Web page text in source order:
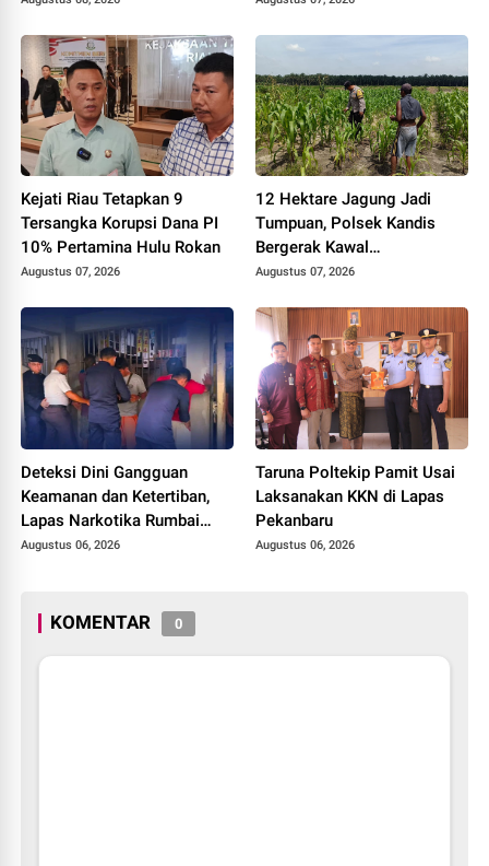
Kejati Riau Tetapkan 9
Tersangka Korupsi Dana PI
10% Pertamina Hulu Rokan
Augustus 07, 2026
12 Hektare Jagung Jadi
Tumpuan, Polsek Kandis
Bergerak Kawal
Swasembada Pangan
Augustus 07, 2026
Deteksi Dini Gangguan
Keamanan dan Ketertiban,
Lapas Narkotika Rumbai
Gelar Razia Rutin Blok
Augustus 06, 2026
Taruna Poltekip Pamit Usai
Laksanakan KKN di Lapas
Pekanbaru
Augustus 06, 2026
KOMENTAR 0